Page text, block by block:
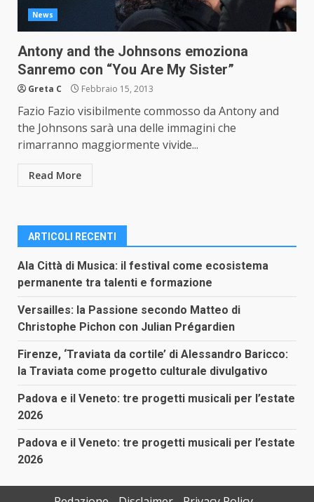
News
Antony and the Johnsons emoziona
Sanremo con “You Are My Sister”
Greta C Febbraio 15, 2013
Fazio Fazio visibilmente commosso da Antony and
the Johnsons sarà una delle immagini che
rimarranno maggiormente vivide...
Read More
ARTICOLI RECENTI
Ala Città di Musica: il festival come ecosistema
permanente tra talenti e formazione
Versailles: la Passione secondo Matteo di
Christophe Pichon con Julian Prégardien
Firenze, ‘Traviata da cortile’ di Alessandro Baricco:
la Traviata come progetto culturale divulgativo
Padova e il Veneto: tre progetti musicali per l’estate
2026
Padova e il Veneto: tre progetti musicali per l’estate
2026